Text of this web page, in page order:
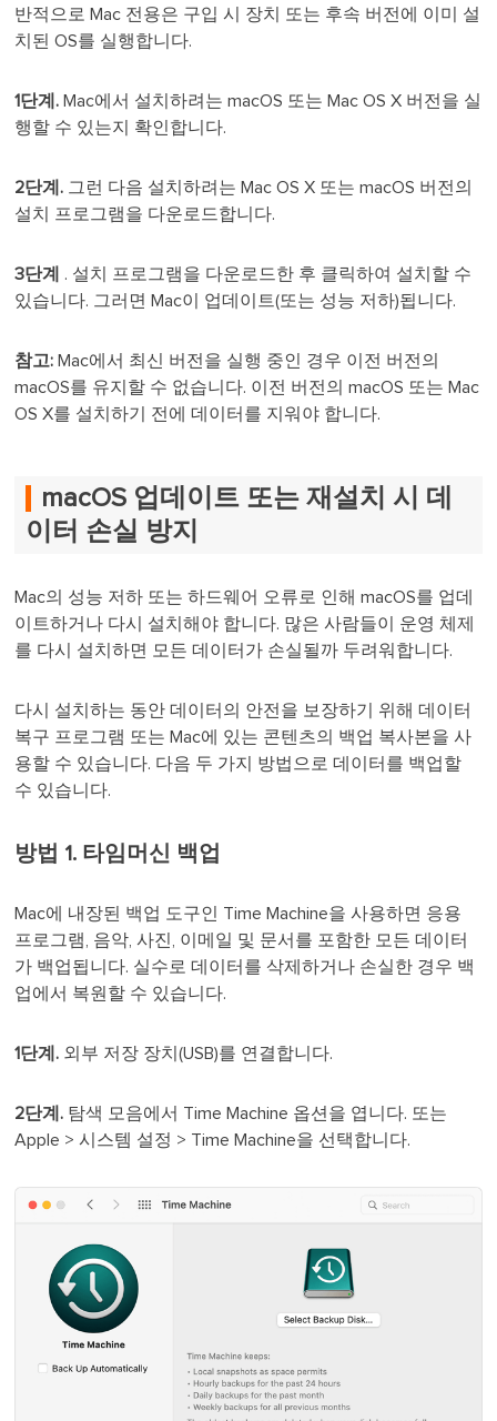
반적으로 Mac 전용은 구입 시 장치 또는 후속 버전에 이미 설
치된 OS를 실행합니다.
1단계. Mac에서 설치하려는 macOS 또는 Mac OS X 버전을 실
행할 수 있는지 확인합니다.
2단계. 그런 다음 설치하려는 Mac OS X 또는 macOS 버전의
설치 프로그램을 다운로드합니다.
3단계
. 설치 프로그램을 다운로드한 후 클릭하여 설치할 수
있습니다. 그러면 Mac이 업데이트(또는 성능 저하)됩니다.
참고: Mac에서 최신 버전을 실행 중인 경우 이전 버전의
macOS를 유지할 수 없습니다. 이전 버전의 macOS 또는 Mac
OS X를 설치하기 전에 데이터를 지워야 합니다.
macOS 업데이트 또는 재설치 시 데
이터 손실 방지
Mac의 성능 저하 또는 하드웨어 오류로 인해 macOS를 업데
이트하거나 다시 설치해야 합니다. 많은 사람들이 운영 체제
를 다시 설치하면 모든 데이터가 손실될까 두려워합니다.
다시 설치하는 동안 데이터의 안전을 보장하기 위해 데이터
복구 프로그램 또는 Mac에 있는 콘텐츠의 백업 복사본을 사
용할 수 있습니다. 다음 두 가지 방법으로 데이터를 백업할
수 있습니다.
방법 1. 타임머신 백업
Mac에 내장된 백업 도구인 Time Machine을 사용하면 응용
프로그램, 음악, 사진, 이메일 및 문서를 포함한 모든 데이터
가 백업됩니다. 실수로 데이터를 삭제하거나 손실한 경우 백
업에서 복원할 수 있습니다.
1단계. 외부 저장 장치(USB)를 연결합니다.
2단계. 탐색 모음에서 Time Machine 옵션을 엽니다. 또는
Apple > 시스템 설정 > Time Machine을 선택합니다.